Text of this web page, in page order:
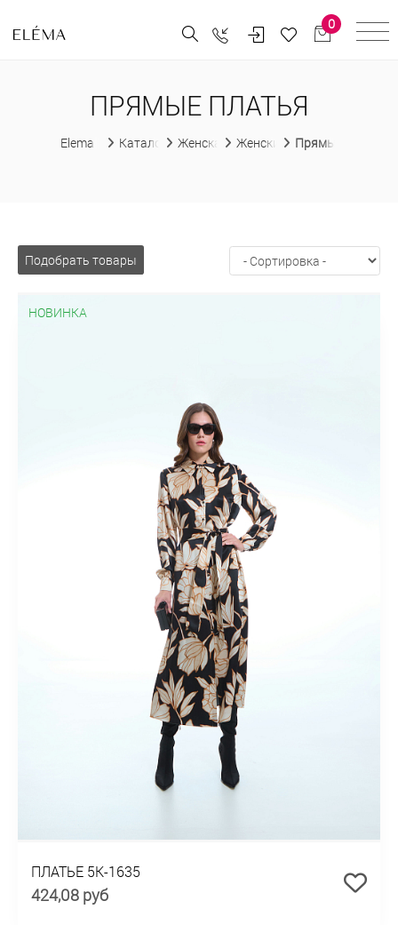
0
ПРЯМЫЕ ПЛАТЬЯ
Elema Каталог Женская одеждаЖенские платьяПрямые платья
Подобрать товары
НОВИНКА
ПЛАТЬЕ 5К-1635
424,08 руб